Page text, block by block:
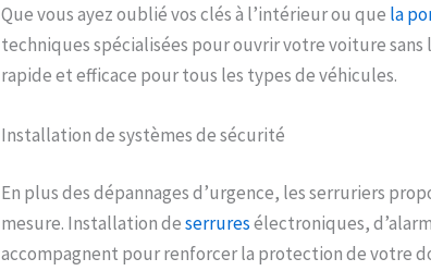
Que vous ayez oublié vos clés à l’intérieur ou que la
techniques spécialisées pour ouvrir votre voiture sans
rapide et efficace pour tous les types de véhicules.
Installation de systèmes de sécurité
En plus des dépannages d’urgence, les serruriers
mesure. Installation deserruresélectroniques,
accompagnent pour renforcer la protection de votre